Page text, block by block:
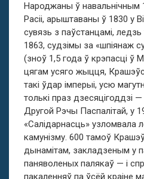
Народжаны ў навальнічным
Расіі, арыштаваны ў 1830 у
сувязь з паўстанцамі,
1863, судзімы за «шпіянаж
(зноў 1,5 года ў крэпасці ў
цягам усяго жыцця,
такі ўдар імперыі, усю
толькі праз дзесяцігоддзі
Другой Рэчы Паспалітай, у
«Салідарнасць» узломвала
камунізму. 600 тамоў
дынамітам, закладзеным у
паняволеных палякаў — і
пакаленняў па ўсёй краіне